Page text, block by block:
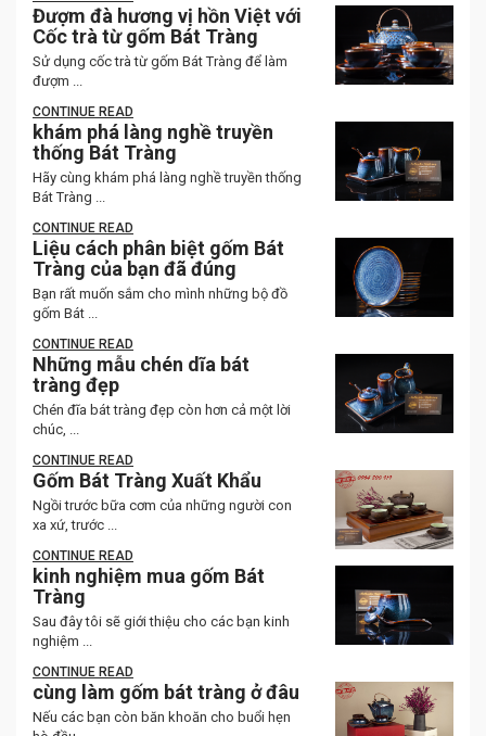
Đượm đà hương vị hồn Việt với
Cốc trà từ gốm Bát Tràng
Sử dụng cốc trà từ gốm Bát Tràng để làm
đượm ...
CONTINUE READ
khám phá làng nghề truyền
thống Bát Tràng
Hãy cùng khám phá làng nghề truyền thống
Bát Tràng ...
CONTINUE READ
Liệu cách phân biệt gốm Bát
Tràng của bạn đã đúng
Bạn rất muốn sắm cho mình những bộ đồ
gốm Bát ...
CONTINUE READ
Những mẫu chén dĩa bát
tràng đẹp
Chén đĩa bát tràng đẹp còn hơn cả một lời
chúc, ...
CONTINUE READ
Gốm Bát Tràng Xuất Khẩu
Ngồi trước bữa cơm của những người con
xa xứ, trước ...
CONTINUE READ
kinh nghiệm mua gốm Bát
Tràng
Sau đây tôi sẽ giới thiệu cho các bạn kinh
nghiệm ...
CONTINUE READ
cùng làm gốm bát tràng ở đâu
Nếu các bạn còn băn khoăn cho buổi hẹn